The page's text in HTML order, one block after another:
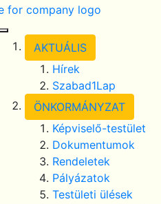
Toggle Navigation
AKTUÁLIS
Hírek
Szabad1Lap
ÖNKORMÁNYZAT
Képviselő-testület
Dokumentumok
Rendeletek
Pályázatok
Testületi ülések